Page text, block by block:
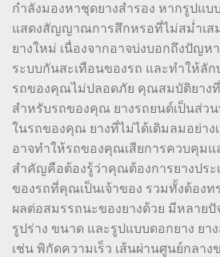
กำลังมองหาชุดยางสำรอง หากรูปแบ
แสดงสัญญาณการสึกหรอที่ไม่สม่ำเส
ยางใหม่ เนื่องจากอาจบ่งบอกถึงปัญห
ระบบกันสะเทือนของรถ และทำให้ลั
รถของคุณไม่ปลอดภัย คุณสมบัติยาง
สำหรับรถของคุณ ยางรถยนต์เป็นส่ว
ในรถของคุณ ยางที่ไม่ได้เติมลมอย่าง
อาจทำให้รถของคุณเสียการควบคุมแ
สำคัญคือต้องรู้ว่าคุณต้องการยางประ
ของรถที่คุณเป็นเจ้าของ รวมทั้งต้อง
ผลต่อสมรรถนะของยางด้วย มีหลายปั
รูปร่าง ขนาด และรูปแบบดอกยาง ยา
เช่น พิกัดความเร็ว เส้นผ่านศูนย์กลา